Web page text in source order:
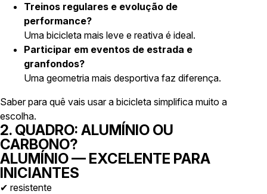
Treinos regulares e evolução de
performance?
Uma bicicleta mais leve e reativa é ideal.
Participar em eventos de estrada e
granfondos?
Uma geometria mais desportiva faz diferença.
Saber para quê vais usar a bicicleta simplifica muito a
escolha.
2. QUADRO: ALUMÍNIO OU
CARBONO?
ALUMÍNIO — EXCELENTE PARA
INICIANTES
✔ resistente